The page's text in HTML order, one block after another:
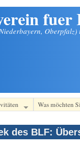
fuer
Oberpfalz)
Was möchten
des BLF: